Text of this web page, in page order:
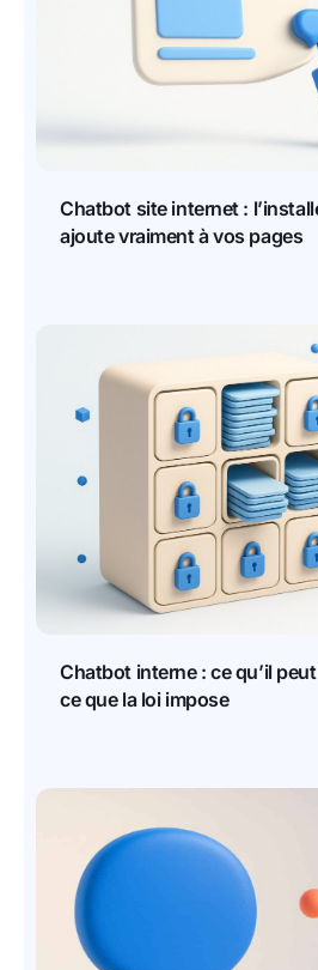
Chatbot site internet :
ajoute vraiment à vos pages
Chatbot interne : ce qu’il
ce que la loi impose